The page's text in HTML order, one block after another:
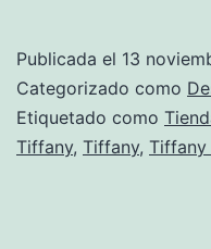
Publicada el 13
Categorizado como
Etiquetado como
Tiffany, Tiffany, Tiffany